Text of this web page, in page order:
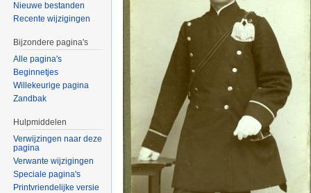
Nieuwe bestanden
Recente wijzigingen
Bijzondere pagina's
Alle pagina's
Beginnetjes
Willekeurige pagina
Zandbak
Hulpmiddelen
Verwijzingen naar deze
pagina
Verwante wijzigingen
Speciale pagina's
Printvriendelijke versie